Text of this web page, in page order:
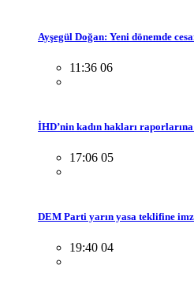
Ayşegül Doğan: Yeni dönemde
11:36 06
İHD’nin kadın hakları
17:06 05
DEM Parti yarın yasa teklifine
19:40 04